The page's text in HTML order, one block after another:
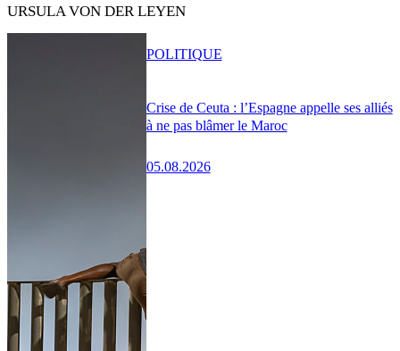
URSULA VON DER LEYEN
Crise de Ceuta : l’Espagne appelle ses alliés
à ne pas blâmer le Maroc
05.08.2026
POLITIQUE